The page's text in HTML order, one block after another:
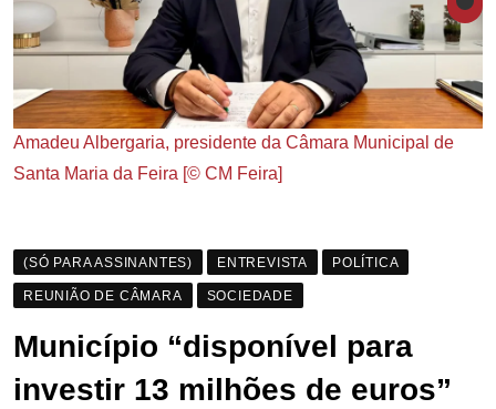
Amadeu Albergaria, presidente da Câmara Municipal de
Santa Maria da Feira [© CM Feira]
(SÓ PARA ASSINANTES) ENTREVISTA POLÍTICA
REUNIÃO DE CÂMARA SOCIEDADE
Município “disponível para
investir 13 milhões de euros”